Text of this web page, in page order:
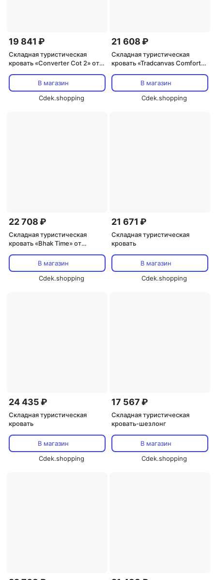
19 841 ₽
Складная туристическая
кровать «Converter Cot 2» от
В магазин
Cdek.shopping
21 608 ₽
Складная туристическая
кровать «Tradcanvas Comfort
В магазин
Cdek.shopping
22 708 ₽
Складная туристическая
кровать «Bhak Time» от
В магазин
Cdek.shopping
21 671 ₽
Складная туристическая
кровать
В магазин
Cdek.shopping
24 435 ₽
Складная туристическая
кровать
В магазин
Cdek.shopping
17 567 ₽
Складная туристическая
кровать-шезлонг
В магазин
Cdek.shopping